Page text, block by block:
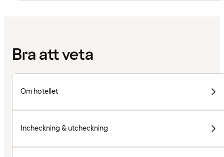
Bra att veta
Om hotellet
Incheckning & utcheckning